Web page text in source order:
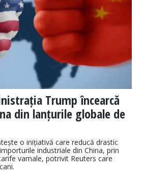
Trump încearcă
din lanțurile globale de
o inițiativă care reducă drastic
industriale din China, prin
vamale, potrivit Reuters care